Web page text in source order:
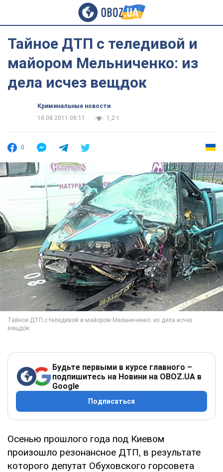
Тайное ДТП с теледивой и
майором Мельниченко: из
дела исчез вещдок
Криминальные новости
18.08.2011 08:11
1,2 т.
0
Будьте первыми в курсе главного –
подпишитесь на Новини на OBOZ.UA в
Google
Подписаться
Осенью прошлого года под Киевом
произошло резонансное ДТП, в результате
которого депутат Обуховского горсовета